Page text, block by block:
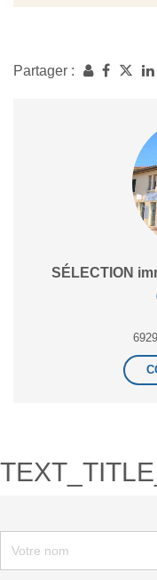
Partager :
SÉLECTION